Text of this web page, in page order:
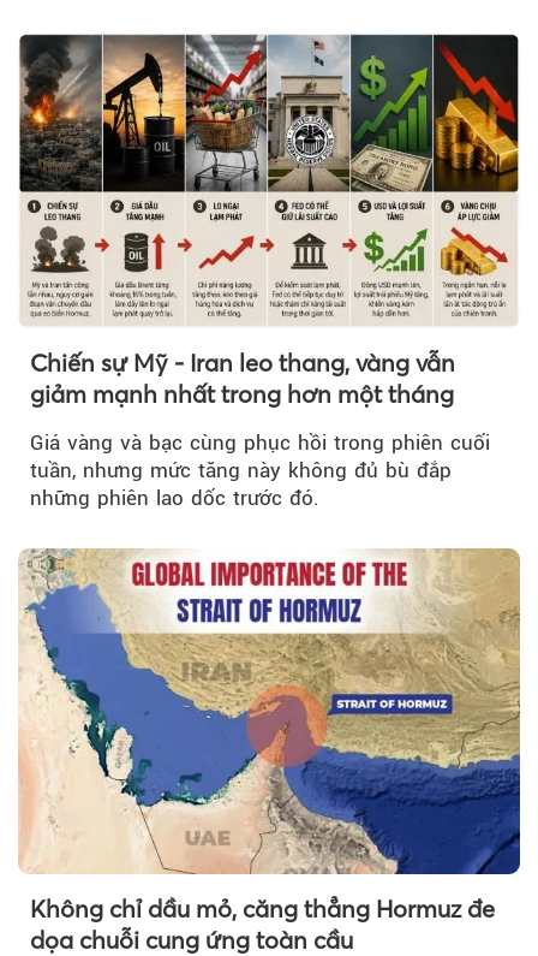
Chiến sự Mỹ - Iran leo thang, vàng vẫn
giảm mạnh nhất trong hơn một tháng
Giá vàng và bạc cùng phục hồi trong phiên cuối
tuần, nhưng mức tăng này không đủ bù đắp
những phiên lao dốc trước đó.
Không chỉ dầu mỏ, căng thẳng Hormuz đe
dọa chuỗi cung ứng toàn cầu